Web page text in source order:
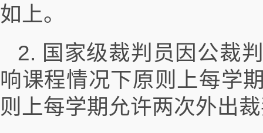
如上。
2. 国家级裁判员因公裁
响课程情况下原则上每学
则上每学期允许两次外出